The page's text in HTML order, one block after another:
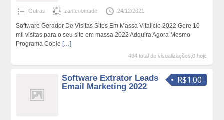
Outras zantenomade 24/12/2021
Software Gerador De Visitas Sites Em Massa Vitalicio 2022 Gere 10
mil visitas para o seu site em massa 2022 Adquira Agora Mesmo
Programa Copie […]
494 total de visualizações,0 hoje
R$1.00
Software Extrator Leads
Email Marketing 2022